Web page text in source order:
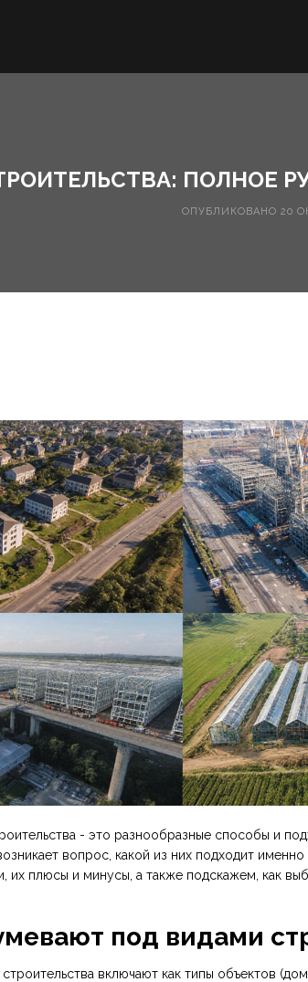
ПОЛНОЕ
ОПУБЛИКОВАНО 20
- это разнообразные способы и
возникает вопрос, какой из них подходит
их плюсы и минусы, а также подскажем, как
под видами
включают как типы объектов